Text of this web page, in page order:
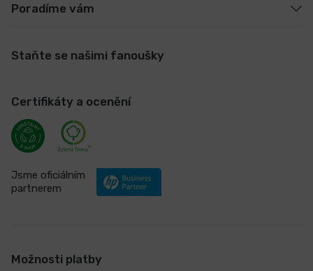
Poradíme vám
Staňte se našimi fanoušky
Certifikáty a ocenění
Jsme oficiálním
partnerem
Možnosti platby